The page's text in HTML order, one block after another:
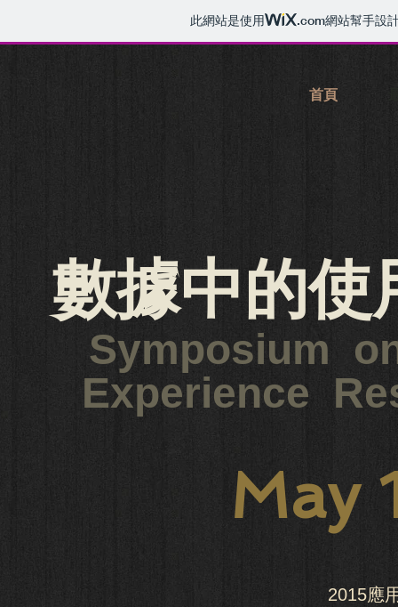
此網站是使用 .com網站幫手設
首頁
數據中的使
Symposium
Experience
May
2015應